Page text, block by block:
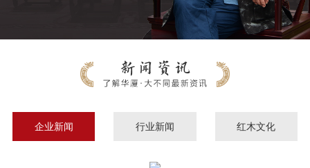
企业新闻 行业新闻 红木文化